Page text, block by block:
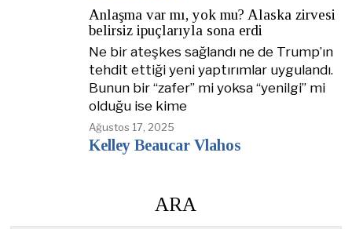
Anlaşma var mı, yok mu? Alaska zirvesi
belirsiz ipuçlarıyla sona erdi
Ne bir ateşkes sağlandı ne de Trump’ın
tehdit ettiği yeni yaptırımlar uygulandı.
Bunun bir “zafer” mi yoksa “yenilgi” mi
olduğu ise kime
Ağustos 17, 2025
Kelley Beaucar Vlahos
ARA